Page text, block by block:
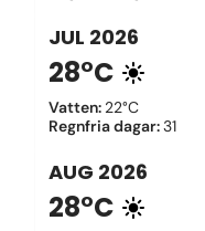
JUL 2026
28°C
Vatten: 22°C
Regnfria dagar:31
AUG 2026
28°C